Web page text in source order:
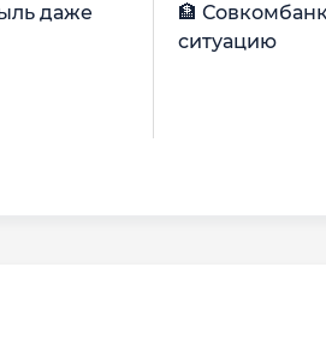
даже
🏦
ситуацию